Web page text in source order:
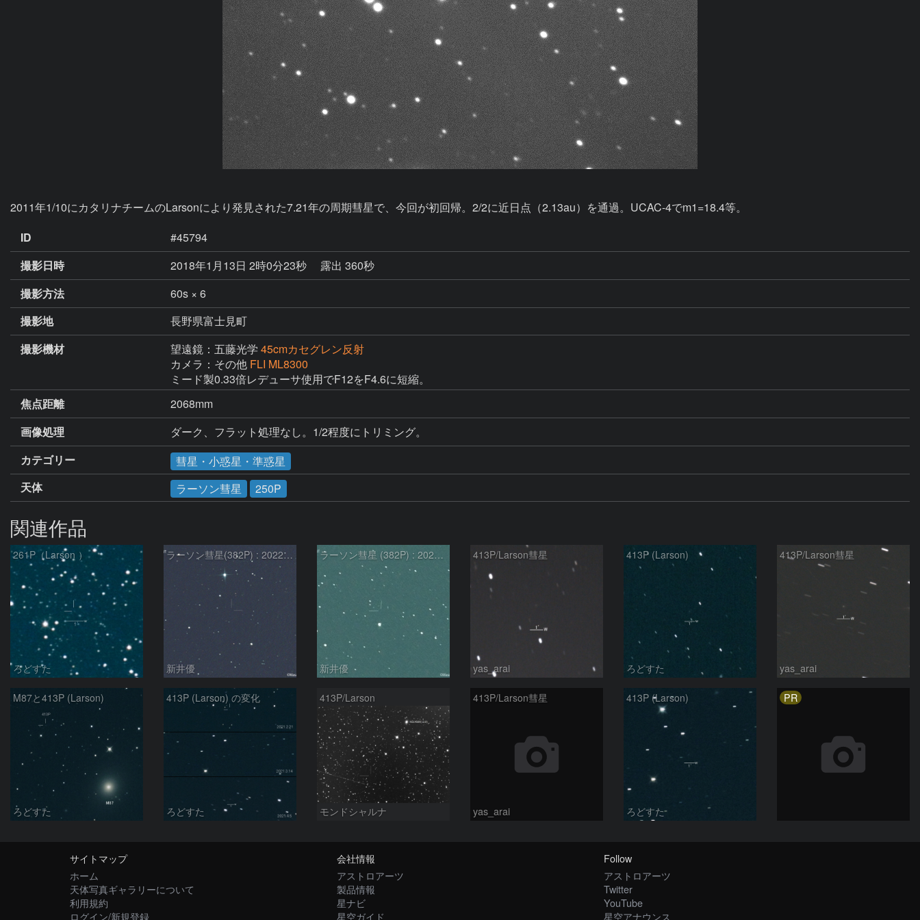
2011年1/10にカタリナチームのLarsonにより発見された7.21年の周期彗星で、今回が初回帰。2/2に近日点（2.13au）を通過。UCAC-4でm1=18.4等。
ID
#45794
撮影日時
2018年1月13日 2時0分23秒
露出 360秒
撮影方法
60s × 6
撮影地
長野県富士見町
撮影機材
望遠鏡：五藤光学 45cmカセグレン反射
カメラ：その他 FLI ML8300
ミード製0.33倍レデューサ使用でF12をF4.6に短縮。
焦点距離
2068mm
画像処理
ダーク、フラット処理なし。1/2程度にトリミング。
カテゴリー
彗星・小惑星・準惑星
天体
ラーソン彗星 250P
関連作品
261P（Larson ）
ろどすた
ラーソン彗星(382P) : 2022/11/27
新井優
ラーソン彗星 (382P) : 2022/10/01
新井優
413P/Larson彗星
yas_arai
413P (Larson)
ろどすた
413P/Larson彗星
yas_arai
M87と413P (Larson)
ろどすた
413P (Larson) の変化
ろどすた
413P/Larson
モンドシャルナ
413P/Larson彗星
yas_arai
413P (Larson)
ろどすた
PR
サイトマップ
ホーム
天体写真ギャラリーについて
利用規約
ログイン/新規登録
会社情報
アストロアーツ
製品情報
星ナビ
星空ガイド
Follow
アストロアーツ
Twitter
YouTube
星空アナウンス